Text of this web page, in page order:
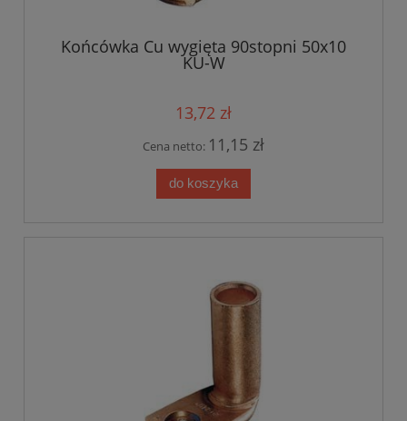
Końcówka Cu wygięta 90stopni 50x10
KU-W
13,72 zł
Cena netto: 11,15 zł
do koszyka